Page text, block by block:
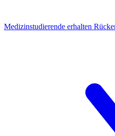
Medizinstudierende erhalten